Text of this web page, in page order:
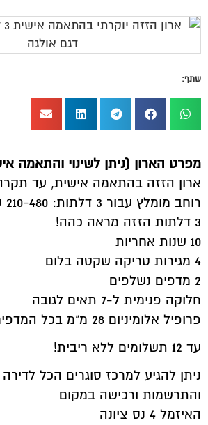
שתף:
מפרט הארון (ניתן לשינוי והתאמה
ארון הזזה בהתאמה אישית, עד
רוחב מומלץ עבור 3 דלתות: 210-480 ס"מ
3 דלתות הזזה מראה כהה!
10 שנות אחריות
4 מגירות טריקה שקטה בלום
2 מדפים נשלפים
חלוקה פנימית ל-7 תאים לגובה
פרופיל אלומיניום 28 מ"מ בכל המדפים – צבע שחור
עד 12 תשלומים ללא ריבית!
ניתן להגיע למרכז סוגרים הכל לדירה
והתרשמות ורכישה במקום
האיזמל 4 נס ציונה